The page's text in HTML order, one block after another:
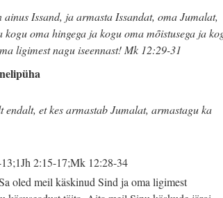
ainus Issand, ja armasta Issandat, oma Jumalat,
kogu oma hingega ja kogu oma mõistusega ja
ligimest nagu iseennast! Mk 12:29-31
endalt, et kes armastab Jumalat, armastagu ka
2:15-17;Mk 12:28-34
oled meil käskinud Sind ja oma ligimest